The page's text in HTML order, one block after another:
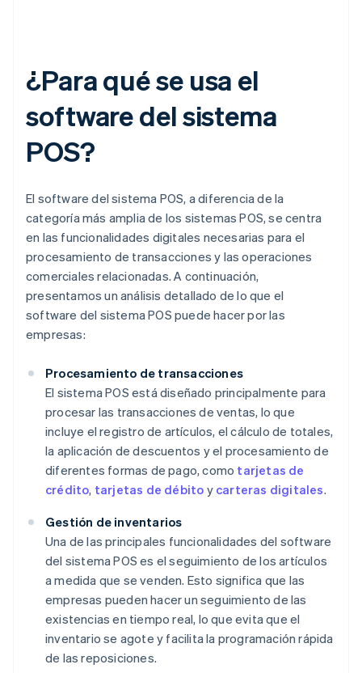
¿Para qué se usa el
software del sistema
POS?
El software del sistema POS, a diferencia de la
categoría más amplia de los sistemas POS, se centra
en las funcionalidades digitales necesarias para el
procesamiento de transacciones y las operaciones
comerciales relacionadas. A continuación,
presentamos un análisis detallado de lo que el
software del sistema POS puede hacer por las
empresas:
Procesamiento de transacciones
El sistema POS está diseñado principalmente para
procesar las transacciones de ventas, lo que
incluye el registro de artículos, el cálculo de totales,
la aplicación de descuentos y el procesamiento de
diferentes formas de pago, como tarjetas de
crédito, tarjetas de débito y carteras digitales.
Gestión de inventarios
Una de las principales funcionalidades del software
del sistema POS es el seguimiento de los artículos
a medida que se venden. Esto significa que las
empresas pueden hacer un seguimiento de las
existencias en tiempo real, lo que evita que el
inventario se agote y facilita la programación rápida
de las reposiciones.